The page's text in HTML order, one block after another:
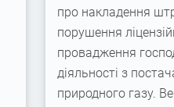
про накладення
порушення
провадження
діяльності з
природного газу.